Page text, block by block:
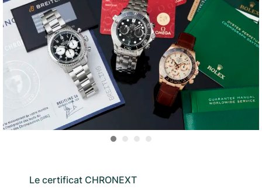
Le certificat CHRONEXT